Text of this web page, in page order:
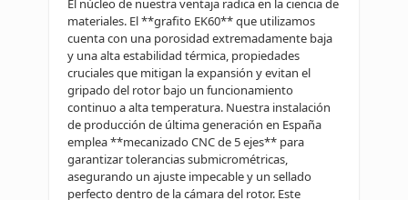
El núcleo de nuestra ventaja radica en la ciencia de
materiales. El **grafito EK60** que utilizamos
cuenta con una porosidad extremadamente baja
y una alta estabilidad térmica, propiedades
cruciales que mitigan la expansión y evitan el
gripado del rotor bajo un funcionamiento
continuo a alta temperatura. Nuestra instalación
de producción de última generación en España
emplea **mecanizado CNC de 5 ejes** para
garantizar tolerancias submicrométricas,
asegurando un ajuste impecable y un sellado
perfecto dentro de la cámara del rotor. Este